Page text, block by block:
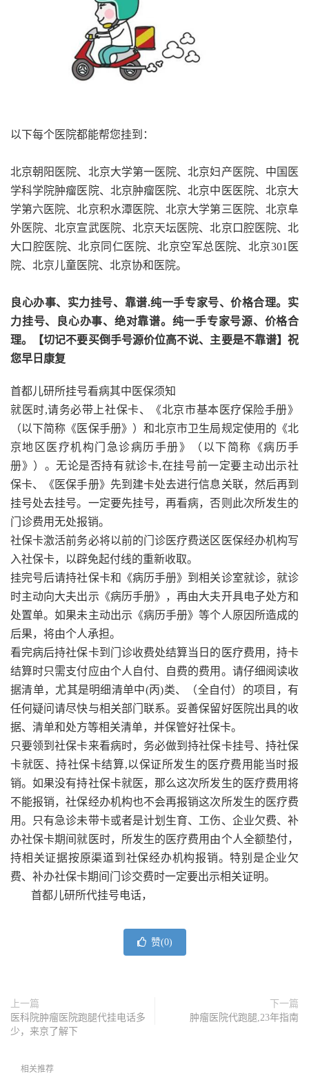
以下每个医院都能帮您挂到：
北京朝阳医院、北京大学第一医院、北京妇产医院、中国医
学科学院肿瘤医院、北京肿瘤医院、北京中医医院、北京大
学第六医院、北京积水潭医院、北京大学第三医院、北京阜
外医院、北京宣武医院、北京天坛医院、北京口腔医院、北
大口腔医院、北京同仁医院、北京空军总医院、北京301医
院、北京儿童医院、北京协和医院。
良心办事、实力挂号、靠谱.纯一手专家号、价格合理。实
力挂号、良心办事、绝对靠谱。纯一手专家号源、价格合
理。【切记不要买倒手号源价位高不说、主要是不靠谱】祝
您早日康复
首都儿研所挂号看病其中医保须知
就医时,请务必带上社保卡、《北京市基本医疗保险手册》
（以下简称《医保手册》）和北京市卫生局规定使用的《北
京地区医疗机构门急诊病历手册》（以下简称《病历手
册》）。无论是否持有就诊卡,在挂号前一定要主动出示社
保卡、《医保手册》先到建卡处去进行信息关联，然后再到
挂号处去挂号。一定要先挂号，再看病，否则此次所发生的
门诊费用无处报销。
社保卡激活前务必将以前的门诊医疗费送区医保经办机构写
入社保卡，以辟免起付线的重新收取。
挂完号后请持社保卡和《病历手册》到相关诊室就诊，就诊
时主动向大夫出示《病历手册》，再由大夫开具电子处方和
处置单。如果未主动出示《病历手册》等个人原因所造成的
后果，将由个人承担。
看完病后持社保卡到门诊收费处结算当日的医疗费用，持卡
结算时只需支付应由个人自付、自费的费用。请仔细阅读收
据清单，尤其是明细清单中(丙)类、（全自付）的项目，有
任何疑问请尽快与相关部门联系。妥善保留好医院出具的收
据、清单和处方等相关清单，并保管好社保卡。
只要领到社保卡来看病时，务必做到持社保卡挂号、持社保
卡就医、持社保卡结算,以保证所发生的医疗费用能当时报
销。如果没有持社保卡就医，那么这次所发生的医疗费用将
不能报销，社保经办机构也不会再报销这次所发生的医疗费
用。只有急诊未带卡或者是计划生育、工伤、企业欠费、补
办社保卡期间就医时，所发生的医疗费用由个人全额垫付，
持相关证据按原渠道到社保经办机构报销。特别是企业欠
费、补办社保卡期间门诊交费时一定要出示相关证明。
首都儿研所代挂号电话，
赞(0)
上一篇
医科院肿瘤医院跑腿代挂电话多
少，来京了解下
下一篇
肿瘤医院代跑腿,23年指南
相关推荐